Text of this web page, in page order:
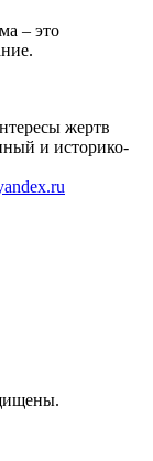
– это
жертв
и историко-